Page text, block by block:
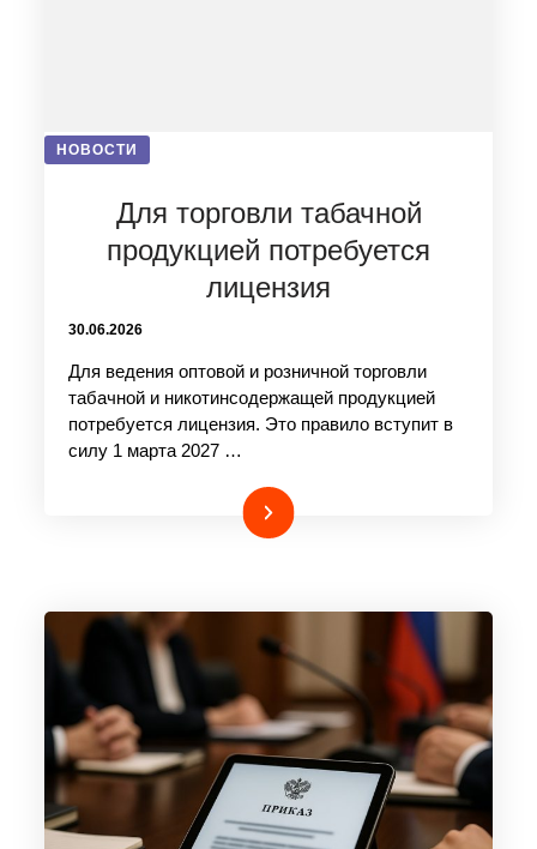
НОВОСТИ
Для торговли табачной
продукцией потребуется
лицензия
30.06.2026
Для ведения оптовой и розничной торговли
табачной и никотинсодержащей продукцией
потребуется лицензия. Это правило вступит в
силу 1 марта 2027 …
Подробнее